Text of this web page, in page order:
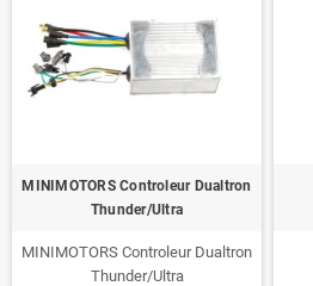
MINIMOTORS Controleur Dualtron
Thunder/Ultra
MINIMOTORS Controleur Dualtron
Thunder/Ultra